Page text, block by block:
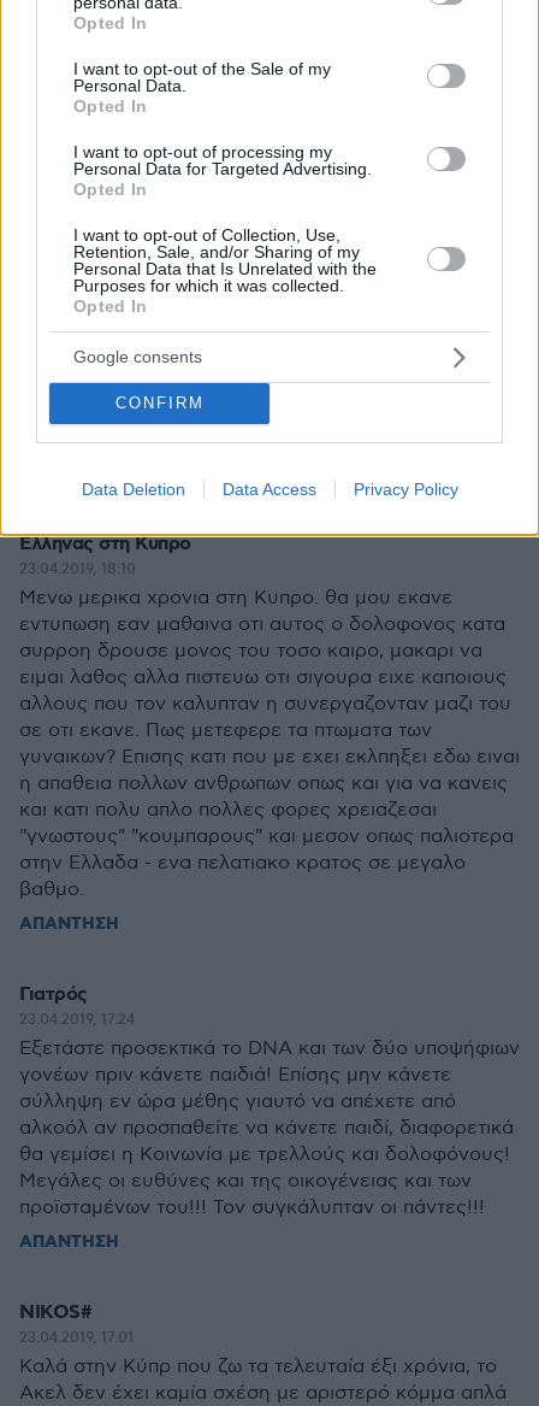
grant or deny consent to Google and its third-party tags to
use your data for below specified purposes in below Google
consent section.
Opted In
I want to opt-out of the Sale of my
Personal Data.
Opted In
I want to opt-out of processing my
Personal Data for Targeted Advertising.
Opted In
I want to opt-out of Collection, Use,
Retention, Sale, and/or Sharing of my
Personal Data that Is Unrelated with the
Purposes for which it was collected.
Opted In
Google consents
CONFIRM
Data Deletion Data Access Privacy Policy
ΣΧΟΛΙΑ(41)
ΠΡΟΣΘΗΚΗ ΣΧΟΛΙΟΥ
25.04.2019, 01:26
Θέλει λέει να τον βοηθήσει και να της εξηγήσει γιατί
το έκανε...ok είναι mistake (ένα λαθάκι έκανε ο
άνθρωπος!!!) αλλά θέλει να τον βοηθήσει να το
ξεπεράσει...Μα καλά είναι τόσο βούρλο η κοπέλα ή
αυτός τις μάγευε ; Πάνε σε καμιά εικοσαριά χρόνια
που θα χει βγεί να του συμπαρασταθείς να σε
ψάχνουν και σένα...Μάλλον διασκέδαζε με την
ηλιθιότητά τους αλλά στο τέλος τις τιμωρούσε που
ήταν τόσο ευκολόπιστες.
Ελληνας στη Κυπρο
23.04.2019, 18:10
Μενω μερικα χρονια στη Κυπρο. θα μου εκανε
εντυπωση εαν μαθαινα οτι αυτος ο δολοφονος κατα
συρροη δρουσε μονος του τοσο καιρο, μακαρι να
ειμαι λαθος αλλα πιστευω οτι σιγουρα ειχε καποιους
αλλους που τον καλυπταν η συνεργαζονταν μαζι του
σε οτι εκανε. Πως μετεφερε τα πτωματα των
γυναικων? Επισης κατι που με εχει εκλπηξει εδω ειναι
η απαθεια πολλων ανθρωπων οπως και για να κανεις
και κατι πολυ απλο πολλες φορες χρειαζεσαι
"γνωστους" "κουμπαρους" και μεσον οπως παλιοτερα
στην Ελλαδα - ενα πελατιακο κρατος σε μεγαλο
βαθμο.
ΑΠΑΝΤΗΣΗ
Γιατρός
23.04.2019, 17:24
Εξετάστε προσεκτικά το DNA και των δύο υποψήφιων
γονέων πριν κάνετε παιδιά! Επίσης μην κάνετε
σύλληψη εν ώρα μέθης γιαυτό να απέχετε από
αλκοόλ αν προσπαθείτε να κάνετε παιδί, διαφορετικά
θα γεμίσει η Κοινωνία με τρελλούς και δολοφόνους!
Μεγάλες οι ευθύνες και της οικογένειας και των
προϊσταμένων του!!! Τον συγκάλυπταν οι πάντες!!!
ΑΠΑΝΤΗΣΗ
NIKOS#
23.04.2019, 17:01
Καλά στην Κύπρ που ζω τα τελευταία έξι χρόνια, το
Ακελ δεν έχει καμία σχέση με αριστερό κόμμα απλά